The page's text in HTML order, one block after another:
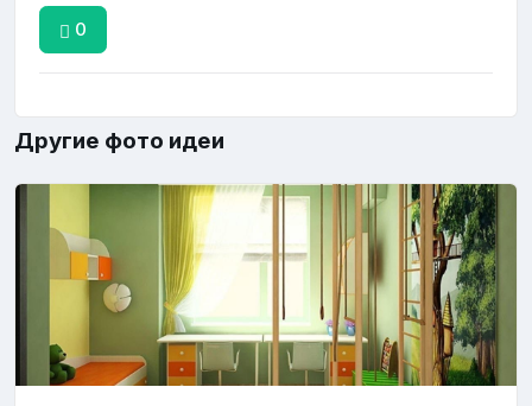
0
Другие фото идеи